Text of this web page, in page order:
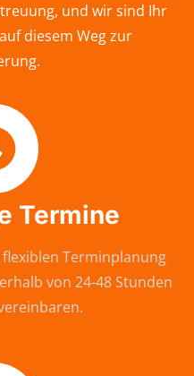
und wir sind Ihr
diesem Weg zur
Termine
Terminplanung
von 24-48 Stunden